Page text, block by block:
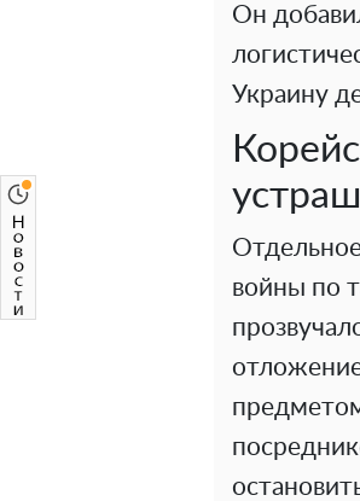
Он
Украину
войны по